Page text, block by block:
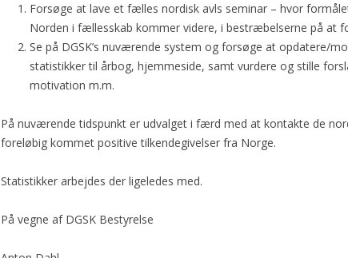
Forsøge at lave et fælles nordisk avls seminar – hvor
Norden i fællesskab kommer videre, i bestræbelserne på at
Se på DGSK’s nuværende system og forsøge at opdatere/
statistikker til årbog, hjemmeside, samt vurdere og stille
motivation m.m.
På nuværende tidspunkt er udvalget i færd med at kontakte de
foreløbig kommet positive tilkendegivelser fra Norge.
Statistikker arbejdes der ligeledes med.
På vegne af DGSK Bestyrelse